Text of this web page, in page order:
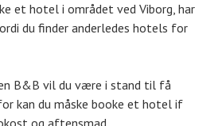
et hotel i området ved Viborg, har
du finder anderledes hotels for
B&B vil du være i stand til få
kan du måske booke et hotel if
og aftensmad.